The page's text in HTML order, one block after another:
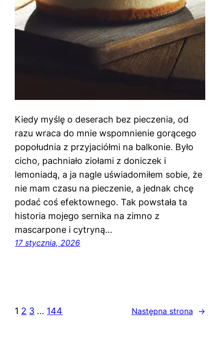
Kiedy myślę o deserach bez pieczenia, od
razu wraca do mnie wspomnienie gorącego
popołudnia z przyjaciółmi na balkonie. Było
cicho, pachniało ziołami z doniczek i
lemoniadą, a ja nagle uświadomiłem sobie, że
nie mam czasu na pieczenie, a jednak chcę
podać coś efektownego. Tak powstała ta
historia mojego sernika na zimno z
mascarpone i cytryną…
17 stycznia, 2026
1 2 3 … 144 Następna strona →